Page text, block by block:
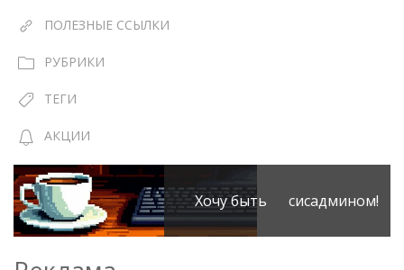
ПОЛЕЗНЫЕ ССЫЛКИ
РУБРИКИ
ТЕГИ
АКЦИИ
Хочу быть сисадмином!